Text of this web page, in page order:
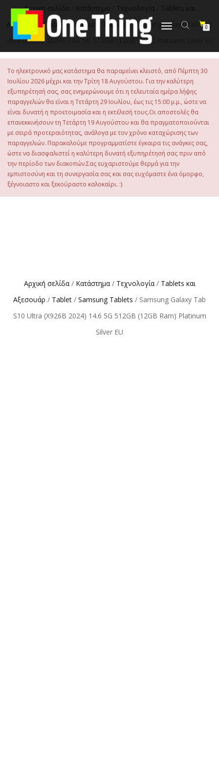
περιεχόμενο
Εναλλαγή
0
Αρχική σελίδα Κατάστημα Τεχνολογία
Tablets και
Αξεσουάρ
/Tablet / Samsung Tablets
/ Samsung Galaxy Tab S10
Ultra (X926B 2024) 14.6 5G 512GB (12GB Ram) Platinum Silver EU
Το ηλεκτρονικό μας κατάστημα θα παραμείνει κλειστό, από Πέμπτη 30
Ιουλίου 2026 μέχρι και την Τρίτη 18 Αυγούστου. Για την καλύτερη
εξυπηρέτησή σας, σας ενημερώνουμε ότι η τελευταία ημέρα λήψης
παραγγελιών θα είναι η Τετάρτη 29 Ιουλίου, έως τις 15:00 μ.μ., ώστε να
είναι δυνατή η προετοιμασία και η εκτέλεσή τους.Οι αποστολές θα
επανεκκινήσουν τη Τετάρτη 19 Αυγούστου και θα πραγματοποιούνται
με σειρά προτεραιότητας, ανάλογα με τον χρόνο καταχώρισης των
παραγγελιών. Παρακαλούμε προγραμματίστε έγκαιρα τις ανάγκες σας,
ώστε να διασφαλιστεί η καλύτερη δυνατή εξυπηρέτησή σας πριν από
την περίοδο των διακοπών.Σας ευχαριστούμε θερμά για την
εμπιστοσύνη και τη συνεργασία σας και σας ευχόμαστε ένα όμορφο,
ξέγνοιαστο και ξεκούραστο καλοκαίρι. :)
Αρχική σελίδα/ Κατάστημα/ Τεχνολογία/ Tablets και
Αξεσουάρ / Tablet / Samsung Tablets / Samsung Galaxy Tab
S10 Ultra (X926B 2024) 14.6 5G 512GB (12GB Ram) Platinum
Silver EU